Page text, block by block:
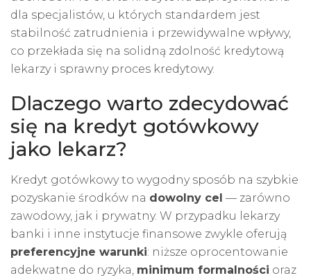
dla specjalistów, u których standardem jest
stabilność zatrudnienia i przewidywalne wpływy,
co przekłada się na solidną zdolność kredytową
lekarzy i sprawny proces kredytowy.
Dlaczego warto zdecydować
się na kredyt gotówkowy
jako lekarz?
Kredyt gotówkowy to wygodny sposób na szybkie
pozyskanie środków na dowolny cel — zarówno
zawodowy, jak i prywatny. W przypadku lekarzy
banki i inne instytucje finansowe zwykle oferują
preferencyjne warunki: niższe oprocentowanie
adekwatne do ryzyka, minimum formalności oraz